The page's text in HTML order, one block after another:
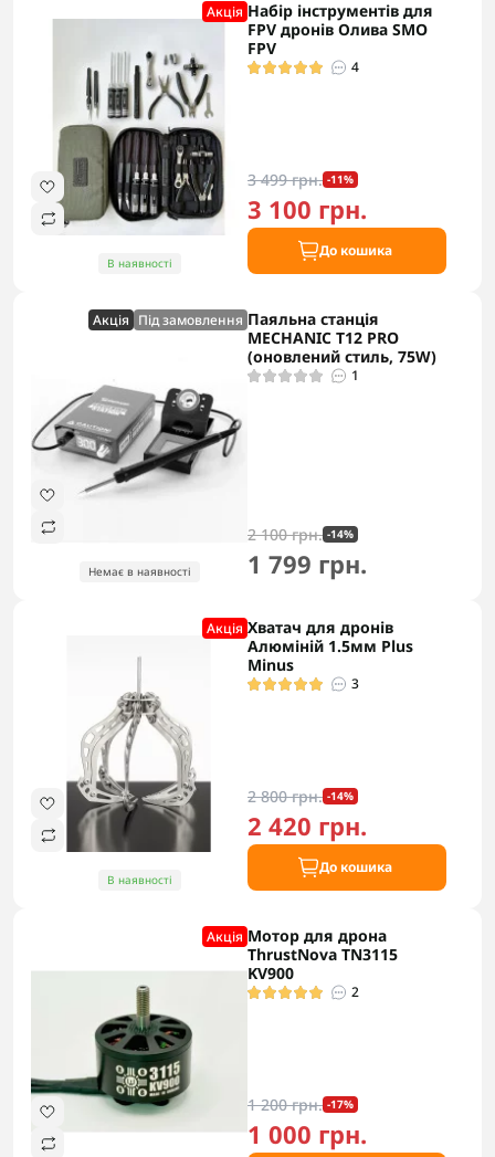
Акцiя
В наявності
Набір інструментів для
FPV дронів Олива SMO
FPV
4
3 499 грн. -11%
3 100 грн.
До кошика
Акцiя Під замовлення
Немає в наявності
Паяльна станція
MECHANIC T12 PRO
(оновлений стиль, 75W)
1
2 100 грн. -14%
1 799 грн.
Акцiя
В наявності
Хватач для дронів
Алюміній 1.5мм Plus
Minus
3
2 800 грн. -14%
2 420 грн.
До кошика
Акцiя Мотор для дрона
ThrustNova TN3115
KV900
2
1 200 грн. -17%
1 000 грн.